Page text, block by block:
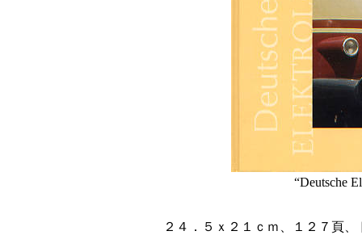
“Deutsche
２４．５ｘ２１ｃｍ、１２７頁